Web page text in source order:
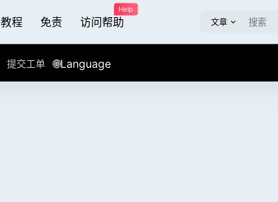
教程 免责 访问帮助
Help
文章
提交工单 🌐Language